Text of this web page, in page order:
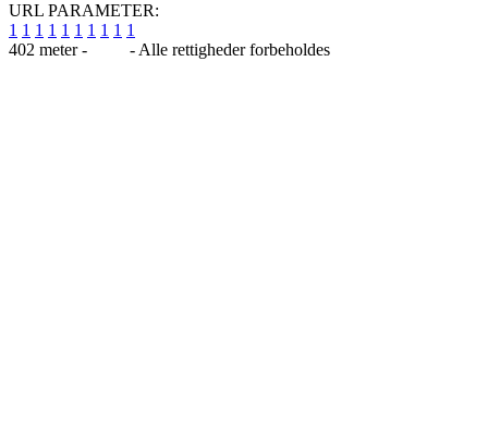
URL PARAMETER:
1 1 1 1 1 1 1 1 1 1
402 meter -
- Alle rettigheder forbeholdes